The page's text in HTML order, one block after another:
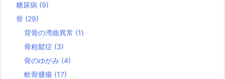
糖尿病 (9)
骨 (29)
背骨の湾曲異常 (1)
骨粗鬆症 (3)
骨のゆがみ (4)
軟骨腫瘍 (17)